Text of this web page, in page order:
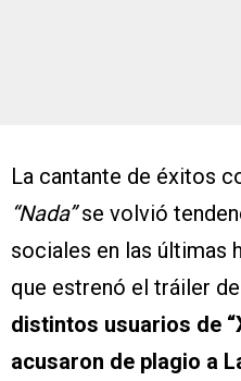
La cantante de éxitos
“Nada”se volvió
sociales en las últimas
que estrenó el tráiler
distintos usuarios de
acusaron de plagio a